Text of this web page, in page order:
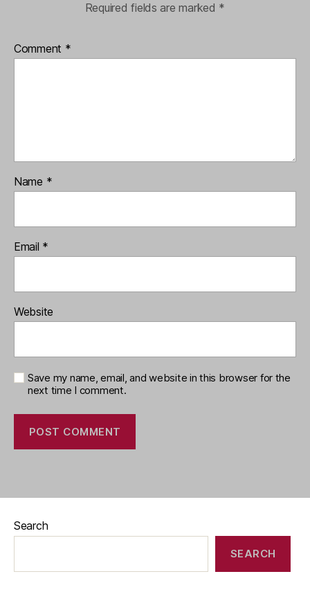
Required fields are marked *
Comment *
Name *
Email *
Website
Save my name, email, and website in this browser for the
next time I comment.
Search
SEARCH